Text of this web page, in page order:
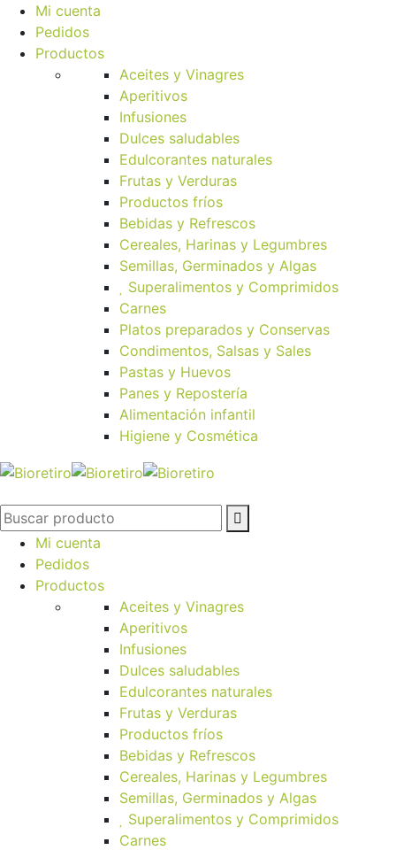
Mi cuenta
Pedidos
Productos
Aceites y Vinagres
Aperitivos
Infusiones
Dulces saludables
Edulcorantes naturales
Frutas y Verduras
Productos fríos
Bebidas y Refrescos
Cereales, Harinas y Legumbres
Semillas, Germinados y Algas
Superalimentos y Comprimidos
Carnes
Platos preparados y Conservas
Condimentos, Salsas y Sales
Pastas y Huevos
Panes y Repostería
Alimentación infantil
Higiene y Cosmética
Mi cuenta
Pedidos
Productos
Aceites y Vinagres
Aperitivos
Infusiones
Dulces saludables
Edulcorantes naturales
Frutas y Verduras
Productos fríos
Bebidas y Refrescos
Cereales, Harinas y Legumbres
Semillas, Germinados y Algas
Superalimentos y Comprimidos
Carnes